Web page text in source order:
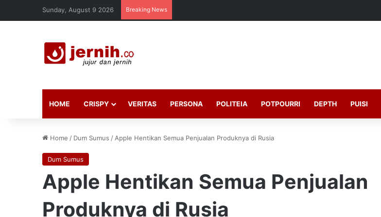
Sunday, August 9 2026 Breaking News
HOME CRISPY VERITAS PERSONA POLITEIA POTPOURRI DEPTH PUISI
Home / Dum Sumus / Apple Hentikan Semua Penjualan Produknya di Rusia
Dum Sumus
Apple Hentikan Semua Penjualan
Produknya di Rusia